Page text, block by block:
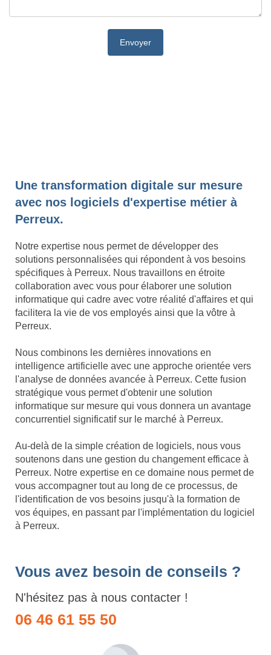
Une transformation digitale sur mesure
avec nos logiciels d'expertise métier à
Perreux.
Notre expertise nous permet de développer des
solutions personnalisées qui répondent à vos besoins
spécifiques à Perreux. Nous travaillons en étroite
collaboration avec vous pour élaborer une solution
informatique qui cadre avec votre réalité d'affaires et qui
facilitera la vie de vos employés ainsi que la vôtre à
Perreux.
Nous combinons les dernières innovations en
intelligence artificielle avec une approche orientée vers
l'analyse de données avancée à Perreux. Cette fusion
stratégique vous permet d'obtenir une solution
informatique sur mesure qui vous donnera un avantage
concurrentiel significatif sur le marché à Perreux.
Au-delà de la simple création de logiciels, nous vous
soutenons dans une gestion du changement efficace à
Perreux. Notre expertise en ce domaine nous permet de
vous accompagner tout au long de ce processus, de
l'identification de vos besoins jusqu'à la formation de
vos équipes, en passant par l'implémentation du logiciel
à Perreux.
Vous avez besoin de conseils ?
N'hésitez pas à nous contacter !
06 46 61 55 50